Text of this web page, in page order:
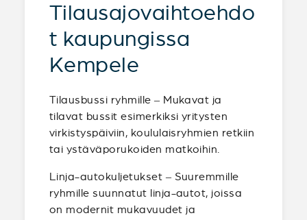
Tilausajovaihtoehdo
t kaupungissa
Kempele
Tilausbussi ryhmille – Mukavat ja
tilavat bussit esimerkiksi yritysten
virkistyspäiviin, koululaisryhmien retkiin
tai ystäväporukoiden matkoihin.
Linja-autokuljetukset – Suuremmille
ryhmille suunnatut linja-autot, joissa
on modernit mukavuudet ja